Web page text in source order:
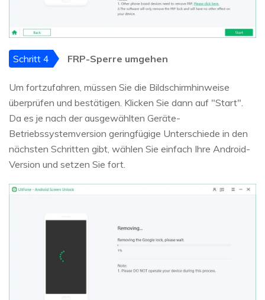
Schritt 4 FRP-Sperre umgehen
Um fortzufahren, müssen Sie die Bildschirmhinweise
überprüfen und bestätigen. Klicken Sie dann auf "Start".
Da es je nach der ausgewählten Geräte-
Betriebssystemversion geringfügige Unterschiede in den
nächsten Schritten gibt, wählen Sie einfach Ihre Android-
Version und setzen Sie fort.